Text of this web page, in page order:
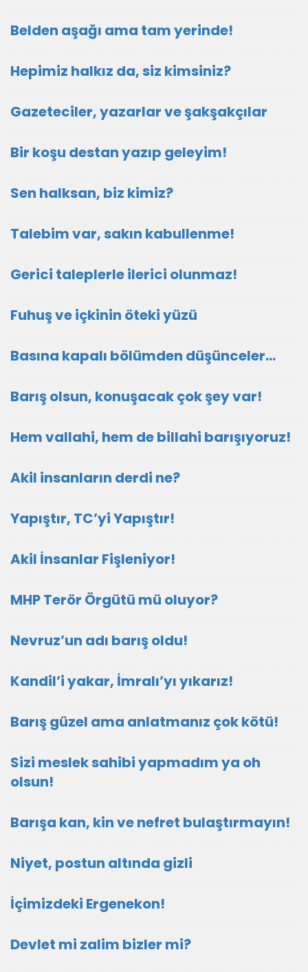
Belden aşağı ama tam yerinde!
Hepimiz halkız da, siz kimsiniz?
Gazeteciler, yazarlar ve şakşakçılar
Bir koşu destan yazıp geleyim!
Sen halksan, biz kimiz?
Talebim var, sakın kabullenme!
Gerici taleplerle ilerici olunmaz!
Fuhuş ve içkinin öteki yüzü
Basına kapalı bölümden düşünceler…
Barış olsun, konuşacak çok şey var!
Hem vallahi, hem de billahi barışıyoruz!
Akil insanların derdi ne?
Yapıştır, TC’yi Yapıştır!
Akil İnsanlar Fişleniyor!
MHP Terör Örgütü mü oluyor?
Nevruz’un adı barış oldu!
Kandil’i yakar, İmralı’yı yıkarız!
Barış güzel ama anlatmanız çok kötü!
Sizi meslek sahibi yapmadım ya oh
olsun!
Barışa kan, kin ve nefret bulaştırmayın!
Niyet, postun altında gizli
İçimizdeki Ergenekon!
Devlet mi zalim bizler mi?